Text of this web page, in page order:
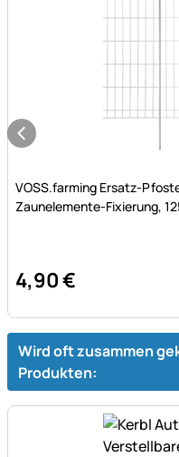
VOSS.farming Ersatz-
Zaunelemente-Fixierung,
4,90€
Wird oft zusammen
Produkten: